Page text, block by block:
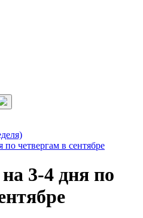
четвергам в сентябре
3-4 дня по